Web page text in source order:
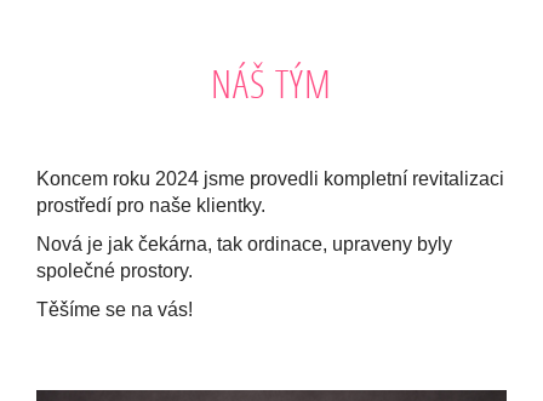
NÁŠ TÝM
Koncem roku 2024 jsme provedli kompletní revitalizaci
prostředí pro naše klientky.
Nová je jak čekárna, tak ordinace, upraveny byly
společné prostory.
Těšíme se na vás!